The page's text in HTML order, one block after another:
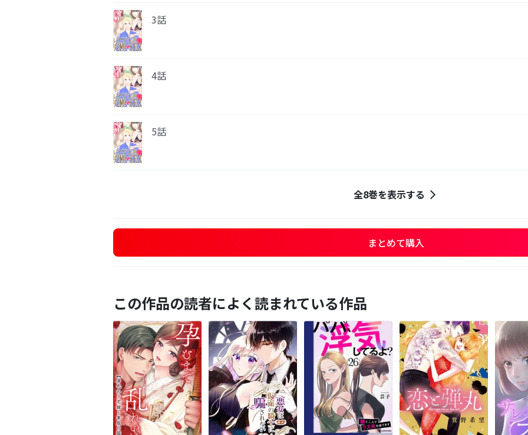
3話
4話
5話
全8巻を表示する
まとめて購入
この作品の読者によく読まれている作品